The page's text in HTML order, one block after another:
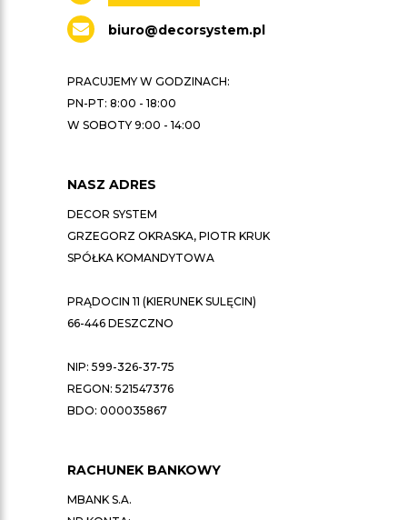
biuro@decorsystem.pl
PRACUJEMY W GODZINACH:
PN-PT: 8:00 - 18:00
W SOBOTY 9:00 - 14:00
NASZ ADRES
DECOR SYSTEM
GRZEGORZ OKRASKA, PIOTR KRUK
SPÓŁKA KOMANDYTOWA
PRĄDOCIN 11 (KIERUNEK SULĘCIN)
66-446 DESZCZNO
NIP: 599-326-37-75
REGON: 521547376
BDO: 000035867
RACHUNEK BANKOWY
MBANK S.A.